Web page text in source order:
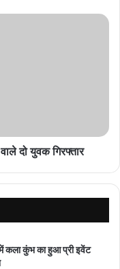
दो युवक गिरफ्तार
कला कुंभ का हुआ प्री इवेंट